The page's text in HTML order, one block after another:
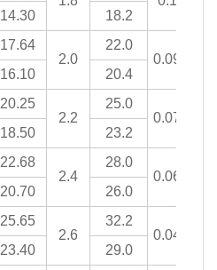
14.30 18.2
17.64
2.0
22.0
0.0991
16.10 20.4
20.25
2.2
25.0
0.0754
18.50 23.2
22.68
2.4
28.0
0.0601
20.70 26.0
25.65
2.6
32.2
0.0470
23.40 29.0